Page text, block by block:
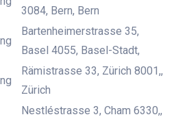
3084, Bern, Bern
Bartenheimerstrasse 35,
Basel 4055, Basel-Stadt,
Rämistrasse 33, Zürich 8001,,
Zürich
Nestléstrasse 3, Cham 6330,,